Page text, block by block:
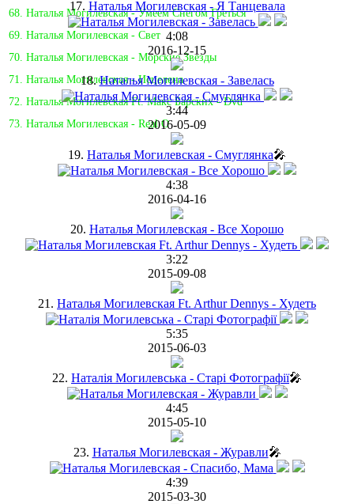
68. Наталья Могилевская - Умеем Снегом Греться
69. Наталья Могилевская - Свет
70. Наталья Могилевская - Морские Звезды
71. Наталья Могилевская - Исцелена
72. Наталья Могилевская Ft. Макс Барских - Dvd
73. Наталья Могилевская - Real O
17. Наталья Могилевская - Я Танцевала
4:08
2016-12-15
18.Наталья Могилевская - Завелась
3:44
2016-05-09
19. Наталья Могилевская - Смуглянка🎤
4:38
2016-04-16
20. Наталья Могилевская - Все Хорошо
3:22
2015-09-08
21. Наталья Могилевская Ft. Arthur Dennys - Худеть
5:35
2015-06-03
22. Наталія Могилевська - Старі Фотографії🎤
4:45
2015-05-10
23. Наталья Могилевская - Журавли🎤
4:39
2015-03-30